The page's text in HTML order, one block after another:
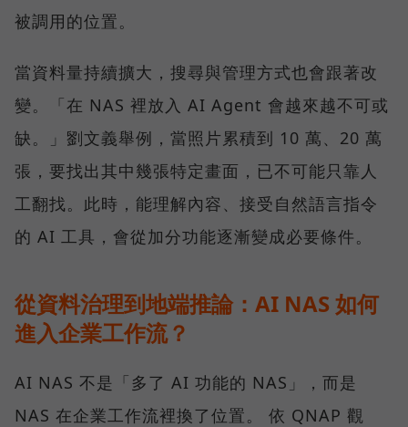
被調用的位置。
當資料量持續擴大，搜尋與管理方式也會跟著改
變。「在 NAS 裡放入 AI Agent 會越來越不可或
缺。」劉文義舉例，當照片累積到 10 萬、20 萬
張，要找出其中幾張特定畫面，已不可能只靠人
工翻找。此時，能理解內容、接受自然語言指令
的 AI 工具，會從加分功能逐漸變成必要條件。
從資料治理到地端推論：AI NAS 如何
進入企業工作流？
AI NAS 不是「多了 AI 功能的 NAS」，而是
NAS 在企業工作流裡換了位置。 依 QNAP 觀